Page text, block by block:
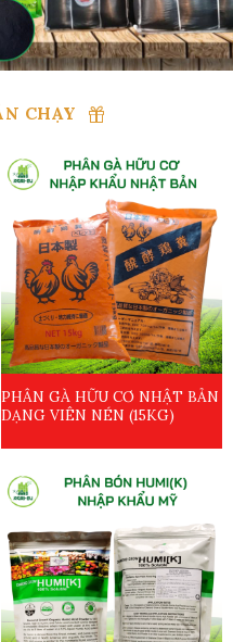
CHẠY
PHÂN GÀ HỮU CƠ NHẬT BẢN
DẠNG VIÊN NÉN (15KG)